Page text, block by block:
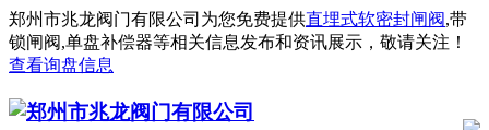
郑州市兆龙阀门有限公司为您免费提供直埋式软密封闸阀,带
锁闸阀,单盘补偿器等相关信息发布和资讯展示，敬请关注！
查看询盘信息